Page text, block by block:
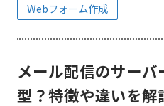
Webフォーム作成
メール配信のサーバ
型？特徴や違いを解